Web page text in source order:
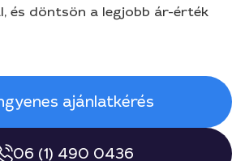
és döntsön a legjobb ár-érték
ajánlatkérés
06 (1) 490 0436